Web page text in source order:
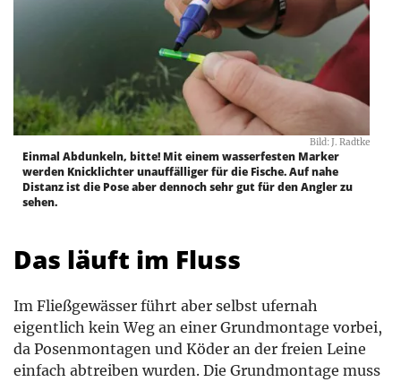
Bild: J. Radtke
Einmal Abdunkeln, bitte! Mit einem wasserfesten Marker
werden Knicklichter unauffälliger für die Fische. Auf nahe
Distanz ist die Pose aber dennoch sehr gut für den Angler zu
sehen.
Das läuft im Fluss
Im Fließgewässer führt aber selbst ufernah
eigentlich kein Weg an einer Grundmontage vorbei,
da Posenmontagen und Köder an der freien Leine
einfach abtreiben wurden. Die Grundmontage muss